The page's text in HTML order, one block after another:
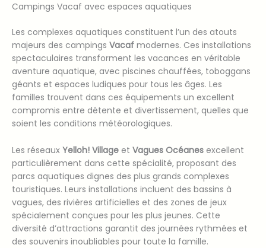
Campings Vacaf avec espaces aquatiques
Les complexes aquatiques constituent l’un des atouts
majeurs des campings Vacaf modernes. Ces installations
spectaculaires transforment les vacances en véritable
aventure aquatique, avec piscines chauffées, toboggans
géants et espaces ludiques pour tous les âges. Les
familles trouvent dans ces équipements un excellent
compromis entre détente et divertissement, quelles que
soient les conditions météorologiques.
Les réseaux Yelloh! Village et Vagues Océanes excellent
particulièrement dans cette spécialité, proposant des
parcs aquatiques dignes des plus grands complexes
touristiques. Leurs installations incluent des bassins à
vagues, des rivières artificielles et des zones de jeux
spécialement conçues pour les plus jeunes. Cette
diversité d’attractions garantit des journées rythmées et
des souvenirs inoubliables pour toute la famille.